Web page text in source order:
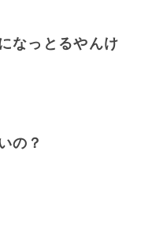
なっとるやんけ
の？